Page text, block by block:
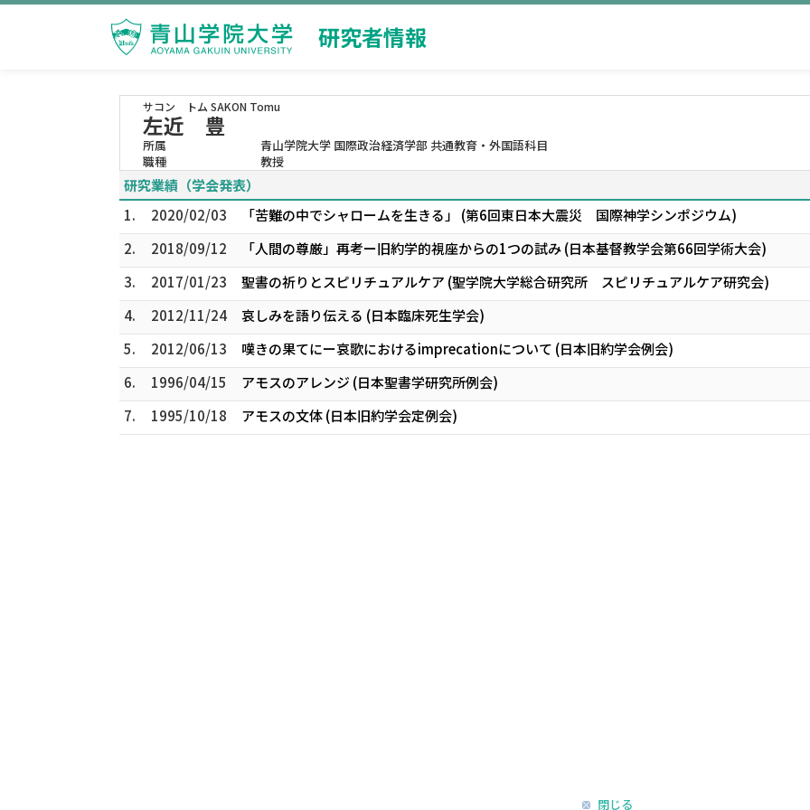
研究者情報
サコン トム SAKON Tomu
左近 豊
所属
青山学院大学 国際政治経済学部 共通教育・外国語科目
職種
教授
研究業績（学会発表）
1.
2020/02/03
「苦難の中でシャロームを生きる」 (第6回東日本大震災 国際神学シンポジウム)
2.
2018/09/12
「人間の尊厳」再考ー旧約学的視座からの1つの試み (日本基督教学会第66回学術大会)
3.
2017/01/23
聖書の祈りとスピリチュアルケア (聖学院大学総合研究所 スピリチュアルケア研究会)
4.
2012/11/24
哀しみを語り伝える (日本臨床死生学会)
5.
2012/06/13
嘆きの果てにー哀歌におけるimprecationについて (日本旧約学会例会)
6.
1996/04/15
アモスのアレンジ (日本聖書学研究所例会)
7.
1995/10/18 アモスの文体 (日本旧約学会定例会)
閉じる